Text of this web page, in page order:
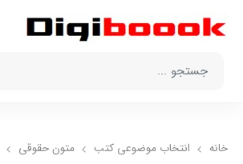
خانه انتخاب​ موضوعي​ کتب متون حقوقي